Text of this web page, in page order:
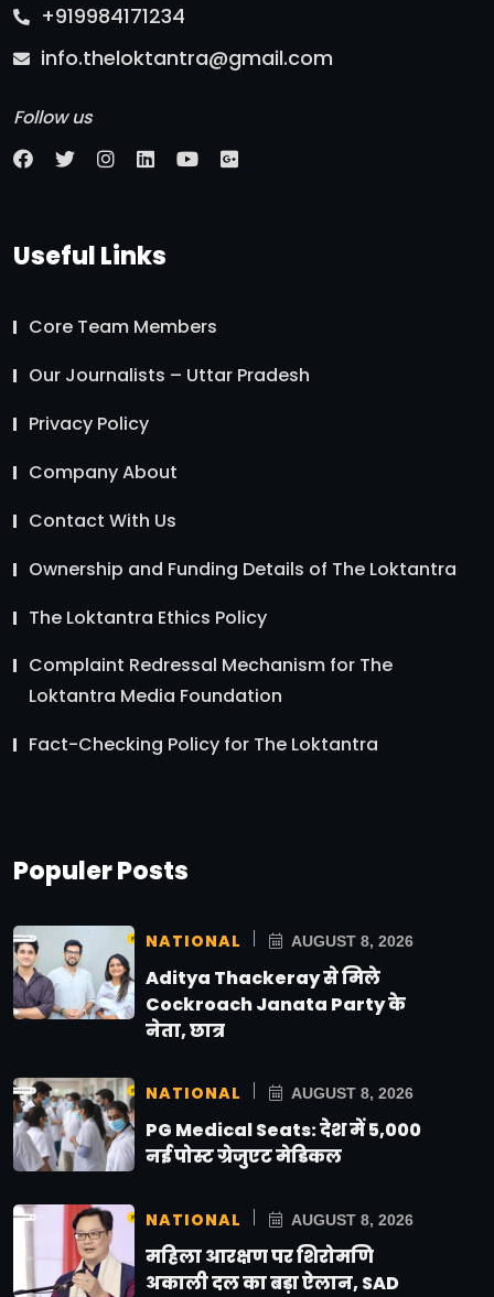
+919984171234
info.theloktantra@gmail.com
Follow us
Useful Links
Core Team Members
Our Journalists – Uttar Pradesh
Privacy Policy
Company About
Contact With Us
Ownership and Funding Details of The Loktantra
The Loktantra Ethics Policy
Complaint Redressal Mechanism for The
Loktantra Media Foundation
Fact-Checking Policy for The Loktantra
Populer Posts
NATIONAL AUGUST 8, 2026
Aditya Thackeray से मिले
Cockroach Janata Party के
नेता, छात्र
NATIONAL AUGUST 8, 2026
PG Medical Seats: देश में 5,000
नई पोस्ट ग्रेजुएट मेडिकल
NATIONAL AUGUST 8, 2026
महिला आरक्षण पर शिरोमणि
अकाली दल का बड़ा ऐलान, SAD